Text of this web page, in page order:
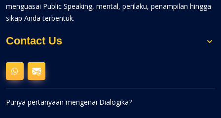
menguasai Public Speaking, mental, perilaku, penampilan hingga
sikap Anda terbentuk.
Contact Us
Punya pertanyaan mengenai Dialogika?